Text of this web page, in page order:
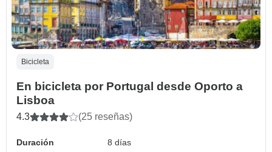
Bicicleta
En bicicleta por Portugal desde Oporto a
Lisboa
4.3 (25 reseñas)
Duración
8 días